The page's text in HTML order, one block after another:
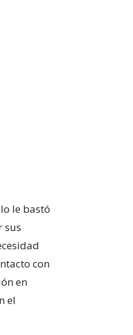
le bastó
sus
con
en
el